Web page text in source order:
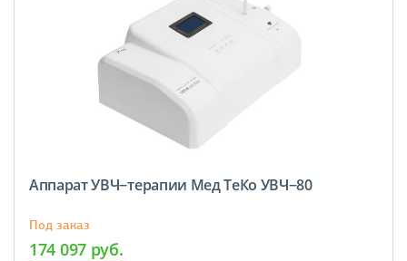
Аппарат УВЧ−терапии Мед ТеКо УВЧ−80
Под заказ
174 097 руб.